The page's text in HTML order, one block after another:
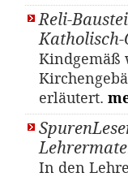
Reli-
Kindgemäß
erläutert.
In den